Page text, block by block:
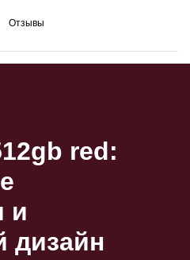
Отзывы
red:
и
дизайн